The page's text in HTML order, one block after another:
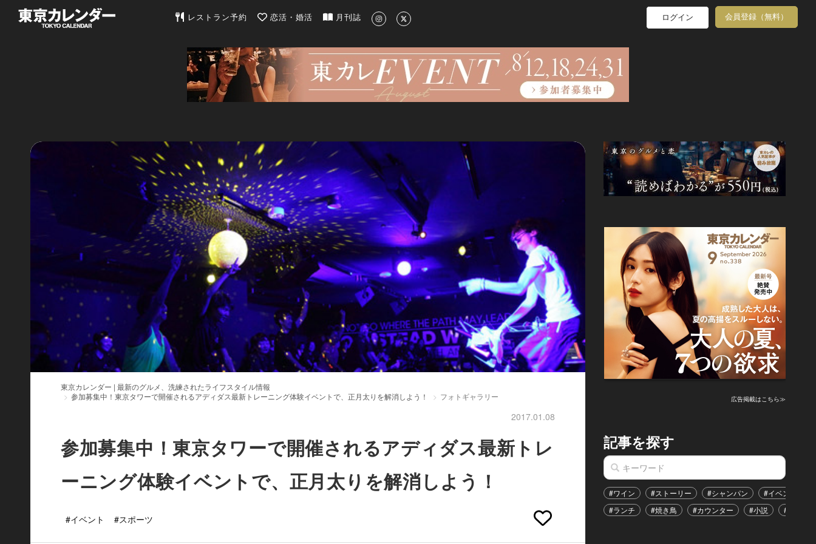
東京カレンダー | 最新のグルメ、洗練されたライフスタイル情報
レストラン予約 恋活・婚活 月刊誌 ログイン 会員登録（無料）
東京カレンダー | 最新のグルメ、洗練されたライフスタイル情報
参加募集中！東京タワーで開催されるアディダス最新トレーニング体験イベントで、正月太りを解消しよう！
フォトギャラリー
2017.01.08
参加募集中！東京タワーで開催されるアディダス最新トレ
ーニング体験イベントで、正月太りを解消しよう！
#イベント #スポーツ
広告掲載はこちら≫
記事を探す
#ワイン #ストーリー #シャンパン #イベント
#ランチ
#焼き鳥 #カウンター #小説 #恋愛